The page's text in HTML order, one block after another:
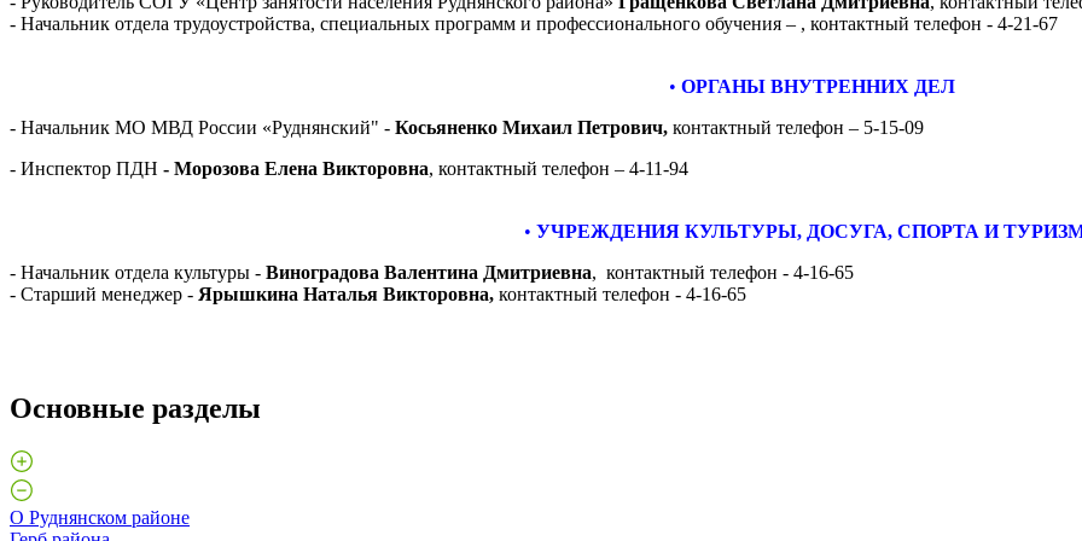
- Начальник отдела трудоустройства, специальных программ и профессионального обучения – , контактный телефон - 4-21-67
• ОРГАНЫ ВНУТРЕННИХ ДЕЛ
- Начальник МО МВД России «Руднянский" - Косьяненко Михаил Петрович, контактный телефон – 5-15-09
- Инспектор ПДН - Морозова Елена Викторовна, контактный телефон – 4-11-94
• УЧРЕЖДЕНИЯ КУЛЬТУРЫ, ДОСУГА, СПОРТА И
- Начальник отдела культуры - Виноградова Валентина Дмитриевна, контактный телефон - 4-16-65
- Старший менеджер - Ярышкина Наталья Викторовна, контактный телефон - 4-16-65
Основные разделы
О Руднянском районе